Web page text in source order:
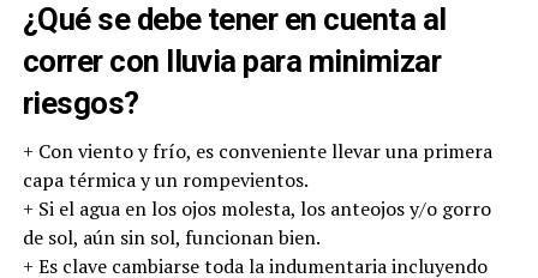
¿Qué se debe tener en cuenta al
correr con lluvia para minimizar
riesgos?
+ Con viento y frío, es conveniente llevar una primera
capa térmica y un rompevientos.
+ Si el agua en los ojos molesta, los anteojos y/o gorro
de sol, aún sin sol, funcionan bien.
+ Es clave cambiarse toda la indumentaria incluyendo